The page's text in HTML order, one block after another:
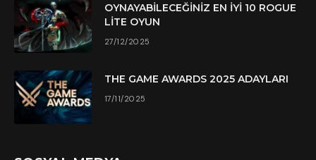
OYNAYABILECEĞINIZ EN İYI 10 ROGUE
LITE OYUN
27/12/2025
THE GAME AWARDS 2025 ADAYLARI
17/11/2025